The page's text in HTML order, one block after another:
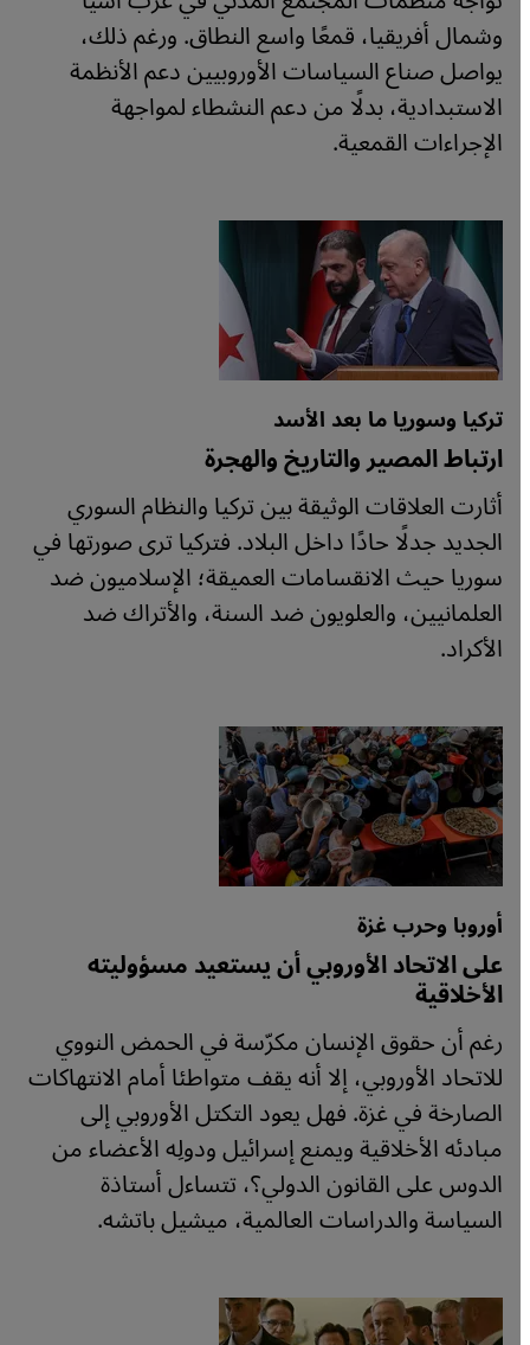
وشمال أفريقيا، قمعًا واسع النطاق. ورغم ذلك،
يواصل صناع السياسات الأوروبيين دعم الأنظمة
الاستبدادية، بدلًا من دعم النشطاء لمواجهة
الإجراءات القمعية.
تركيا وسوريا ما بعد الأسد
ارتباط المصير والتاريخ والهجرة
أثارت العلاقات الوثيقة بين تركيا والنظام السوري
الجديد جدلًا حادًا داخل البلاد. فتركيا ترى صورتها في
سوريا حيث الانقسامات العميقة؛ الإسلاميون ضد
العلمانيين، والعلويون ضد السنة، والأتراك ضد
الأكراد.
أوروبا وحرب غزة
على الاتحاد الأوروبي أن يستعيد مسؤوليته
الأخلاقية
رغم أن حقوق الإنسان مكرّسة في الحمض النووي
للاتحاد الأوروبي، إلا أنه يقف متواطئا أمام الانتهاكات
الصارخة في غزة. فهل يعود التكتل الأوروبي إلى
مبادئه الأخلاقية ويمنع إسرائيل ودولِه الأعضاء من
الدوس على القانون الدولي؟، تتساءل أستاذة
السياسة والدراسات العالمية، ميشيل باتشه.